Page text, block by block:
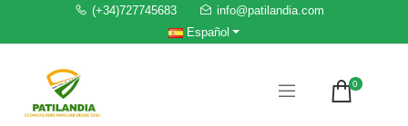
(+34)727745683
info@patilandia.com
Español
0